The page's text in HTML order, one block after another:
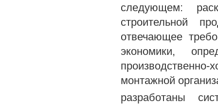
следующем:
строительной
отвечающее
экономики,
монтажной
разработаны